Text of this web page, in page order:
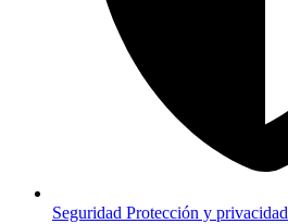
Seguridad Protección y privacidad